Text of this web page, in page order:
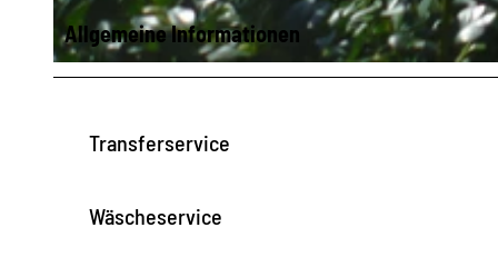
Allgemeine Informationen
Transferservice
Wäscheservice